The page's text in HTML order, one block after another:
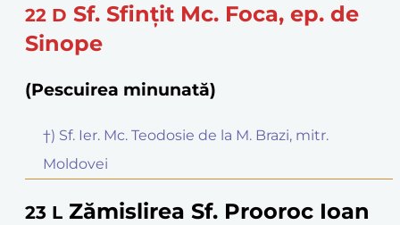
22 D Sf. Sfințit Mc. Foca, ep. de
Sinope
(Pescuirea minunată)
†) Sf. Ier. Mc. Teodosie de la M. Brazi, mitr.
Moldovei
23 L Zămislirea Sf. Prooroc Ioan